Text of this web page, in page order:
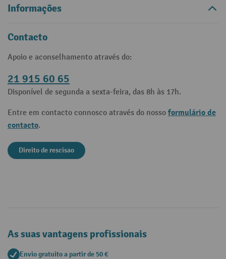
Informações
Contacto
Apoio e aconselhamento através do:
21 915 60 65
Disponível de segunda a sexta-feira, das 8h às 17h.
Entre em contacto connosco através do nosso formulário de
contacto.
Direito de rescisao
As suas vantagens profissionais
Envio gratuito a partir de 50 €